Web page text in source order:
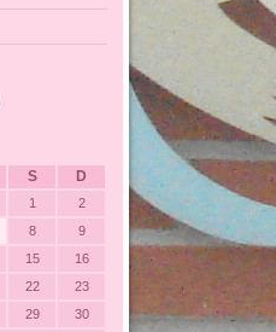
S D
1
2
8
9
15
16
22
23
29
30